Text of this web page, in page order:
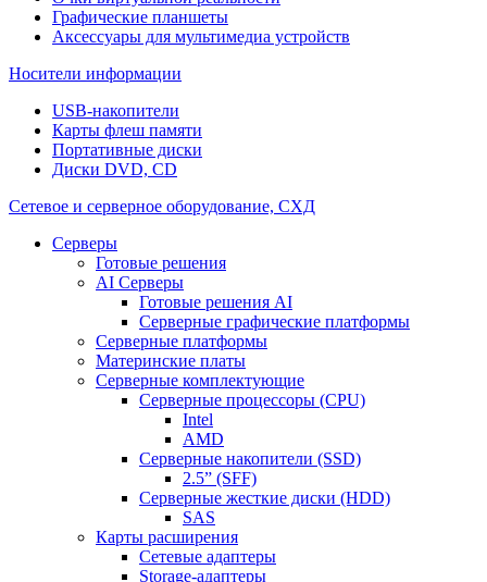
Графические планшеты
Аксессуары для мультимедиа устройств
Носители информации
USB-накопители
Карты флеш памяти
Портативные диски
Диски DVD, CD
Сетевое и серверное оборудование, СХД
Cерверы
Готовые решения
AI Серверы
Готовые решения AI
Серверные графические платформы
Серверные платформы
Материнские платы
Серверные комплектующие
Серверные процессоры (CPU)
Intel
AMD
Серверные накопители (SSD)
2.5” (SFF)
Серверные жесткие диски (HDD)
SAS
Карты расширения
Сетевые адаптеры
Storage-адаптеры